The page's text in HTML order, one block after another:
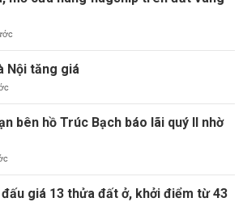
Nội tăng giá
bên hồ Trúc Bạch báo lãi quý II nhờ
giá 13 thửa đất ở, khởi điểm từ 43